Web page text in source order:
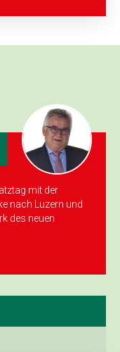
mit der
nach Luzern und
des neuen